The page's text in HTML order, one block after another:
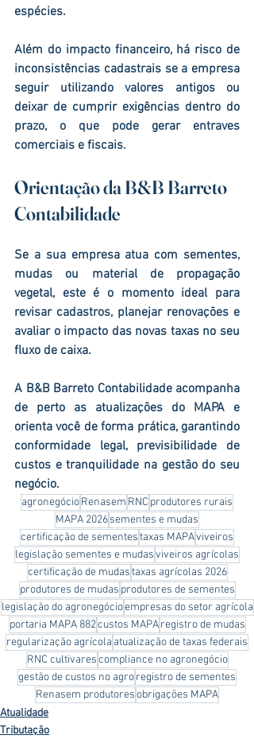
espécies.
inconsistências cadastrais se a empresa
seguir utilizando valores antigos ou
deixar de cumprir exigências dentro do
prazo, o que pode gerar entraves
comerciais e fiscais.
Orientação da B&B Barreto
Contabilidade
Se a sua empresa atua com sementes,
mudas ou material de propagação
vegetal, este é o momento ideal para
revisar cadastros, planejar renovações e
avaliar o impacto das novas taxas no seu
fluxo de caixa.
A B&B Barreto Contabilidade acompanha
de perto as atualizações do MAPA e
orienta você de forma prática, garantindo
conformidade legal, previsibilidade de
custos e tranquilidade na gestão do seu
negócio.
agronegócioRenasem RNC produtores rurais
MAPA 2026sementes e mudas
certificação de sementestaxas MAPAviveiros
legislação sementes e mudasviveiros agrícolas
certificação de mudastaxas agrícolas 2026
produtores de mudas produtores de sementes
legislação do agronegócioempresas do setor agrícola
portaria MAPA 882custos MAPA registro de mudas
regularização agrícola atualização de taxas federais
RNC cultivarescompliance no agronegócio
gestão de custos no agroregistro de sementes
Renasem produtoresobrigações MAPA
Atualidade
Tributação